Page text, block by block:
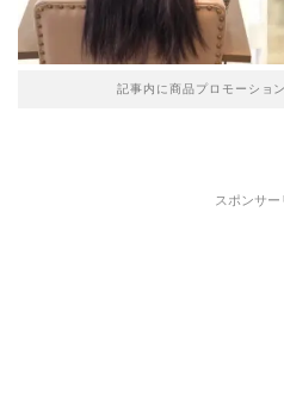
記事内に商品プロモーショ
スポンサー